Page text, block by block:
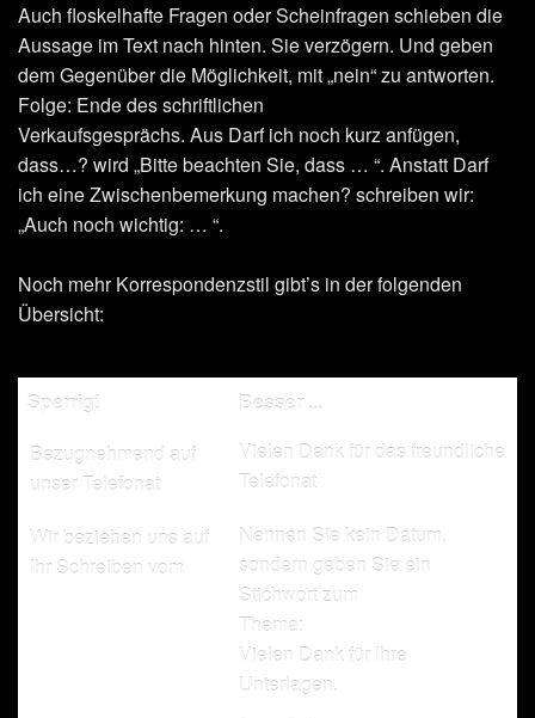
Auch floskelhafte Fragen oder Scheinfragen schieben die
Aussage im Text nach hinten. Sie verzögern. Und geben
dem Gegenüber die Möglichkeit, mit „nein“ zu antworten.
Folge: Ende des schriftlichen
Verkaufsgesprächs. Aus Darf ich noch kurz anfügen,
dass…? wird „Bitte beachten Sie, dass … “. Anstatt Darf
ich eine Zwischenbemerkung machen? schreiben wir:
„Auch noch wichtig: … “.
Noch mehr Korrespondenzstil gibt’s in der folgenden
Übersicht:
Sperrig!
Besser ...
Bezugnehmend auf
unser Telefonat
Vielen Dank für das freundliche
Telefonat
Wir beziehen uns auf
Ihr Schreiben vom
Nennen Sie kein Datum,
sondern geben Sie ein
Stichwort zum
Thema:
Vielen Dank für Ihre
Unterlagen.